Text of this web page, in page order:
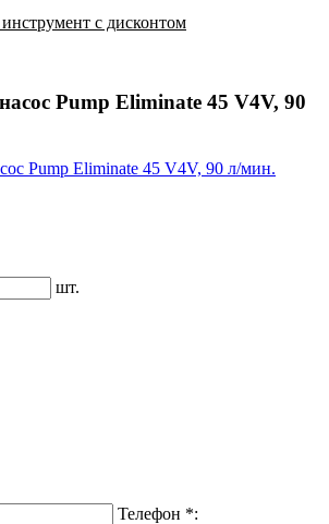
с дисконтом
Pump Eliminate 45 V4V, 90
шт.
Телефон *: